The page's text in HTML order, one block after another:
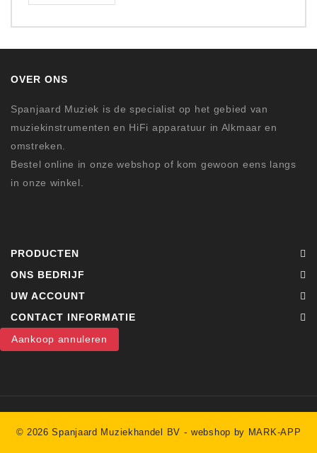
OVER ONS
Spanjaard Muziek is de specialist op het gebied van
muziekinstrumenten en HiFi apparatuur in Alkmaar en
omstreken.
Bestel online in onze webshop of kom gewoon eens langs
in onze winkel.
PRODUCTEN
ONS BEDRIJF
UW ACCOUNT
CONTACT INFORMATIE
Aankoop annuleren
© 2026 Spanjaard Muziekhandel BV -webshop by MARK-APP